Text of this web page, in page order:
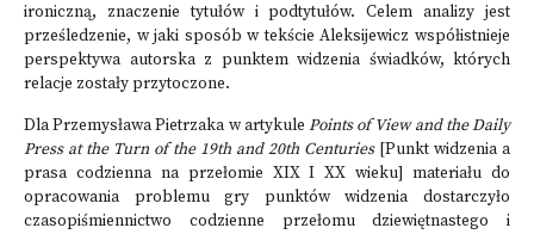
ironiczną, znaczenie tytułów i podtytułów. Celem analizy jest
prześledzenie, w jaki sposób w tekście Aleksijewicz współistnieje
perspektywa autorska z punktem widzenia świadków, których
relacje zostały przytoczone.
Dla Przemysława Pietrzaka w artykule Points of View and the Daily
Press at the Turn of the 19th and 20th Centuries[Punkt widzenia a
prasa codzienna na przełomie XIX I XX wieku] materiału do
opracowania problemu gry punktów widzenia dostarczyło
czasopiśmiennictwo codzienne przełomu dziewiętnastego i